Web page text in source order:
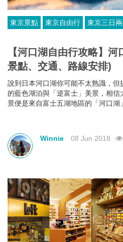
東京景點 東京自由行 東京三日
【河口湖自由行攻略】
景點、交通、路線安排)
說到日本河口湖你可能不太熟識，但
的藍色湖泊與「逆富士」美景，相
景便是來自富士五湖地區的「河口湖
通方便，非常適合安排一至三日行程
略，包括交通、推薦景點、行程及住
安排一個難忘的河口湖之旅!
Winnie 08 Jun 2018